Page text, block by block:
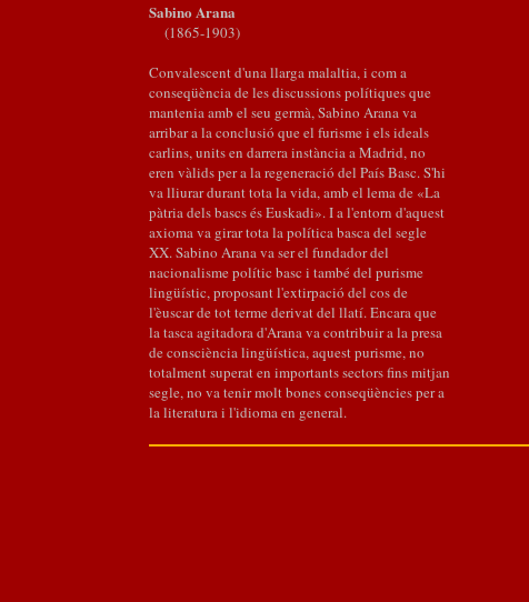
Sabino Arana
(1865-1903)
Convalescent d'una llarga malaltia, i com a
conseqüència de les discussions polítiques que
mantenia amb el seu germà, Sabino Arana va
arribar a la conclusió que el furisme i els ideals
carlins, units en darrera instància a Madrid, no
eren vàlids per a la regeneració del País Basc. S'hi
va lliurar durant tota la vida, amb el lema de «La
pàtria dels bascs és Euskadi». I a l'entorn d'aquest
axioma va girar tota la política basca del segle
XX. Sabino Arana va ser el fundador del
nacionalisme polític basc i també del purisme
lingüístic, proposant l'extirpació del cos de
l'èuscar de tot terme derivat del llatí. Encara que
la tasca agitadora d'Arana va contribuir a la presa
de consciència lingüística, aquest purisme, no
totalment superat en importants sectors fins mitjan
segle, no va tenir molt bones conseqüències per a
la literatura i l'idioma en general.